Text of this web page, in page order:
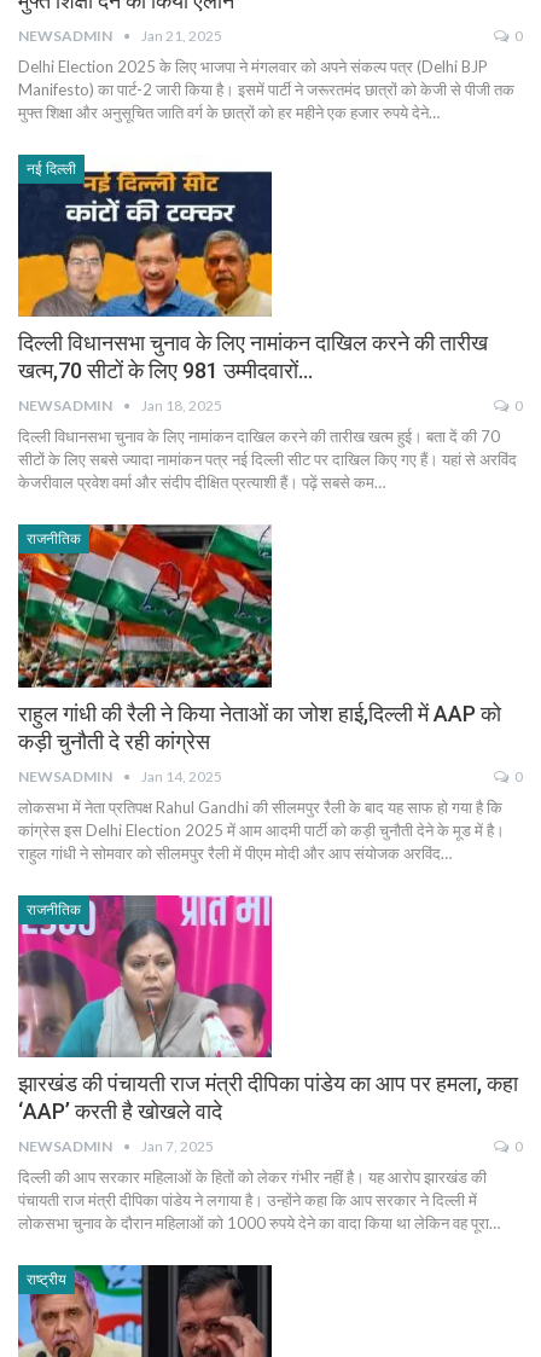
NEWSADMIN Jan 21, 2025 0
Delhi Election 2025 के लिए भाजपा ने मंगलवार को अपने संकल्प पत्र (Delhi BJP
Manifesto) का पार्ट-2 जारी किया है। इसमें पार्टी ने जरूरतमंद छात्रों को केजी से पीजी तक
मुफ्त शिक्षा और अनुसूचित जाति वर्ग के छात्रों को हर महीने एक हजार रुपये देने…
नई दिल्ली
दिल्ली विधानसभा चुनाव के लिए नामांकन दाखिल करने की तारीख
खत्म,70 सीटों के लिए 981 उम्मीदवारों…
NEWSADMIN Jan 18, 2025 0
दिल्ली विधानसभा चुनाव के लिए नामांकन दाखिल करने की तारीख खत्म हुई। बता दें की 70
सीटों के लिए सबसे ज्यादा नामांकन पत्र नई दिल्ली सीट पर दाखिल किए गए हैं। यहां से अरविंद
केजरीवाल प्रवेश वर्मा और संदीप दीक्षित प्रत्याशी हैं। पढ़ें सबसे कम…
राजनीतिक
राहुल गांधी की रैली ने किया नेताओं का जोश हाई,दिल्ली में AAP को
कड़ी चुनौती दे रही कांग्रेस
NEWSADMIN Jan 14, 2025 0
लोकसभा में नेता प्रतिपक्ष Rahul Gandhi की सीलमपुर रैली के बाद यह साफ हो गया है कि
कांग्रेस इस Delhi Election 2025 में आम आदमी पार्टी को कड़ी चुनौती देने के मूड में है।
राहुल गांधी ने सोमवार को सीलमपुर रैली में पीएम मोदी और आप संयोजक अरविंद…
राजनीतिक
झारखंड की पंचायती राज मंत्री दीपिका पांडेय का आप पर हमला, कहा
‘AAP’ करती है खोखले वादे
NEWSADMIN Jan 7, 2025 0
दिल्ली की आप सरकार महिलाओं के हितों को लेकर गंभीर नहीं है। यह आरोप झारखंड की
पंचायती राज मंत्री दीपिका पांडेय ने लगाया है। उन्होंने कहा कि आप सरकार ने दिल्ली में
लोकसभा चुनाव के दौरान महिलाओं को 1000 रुपये देने का वादा किया था लेकिन वह पूरा…
राष्ट्रीय